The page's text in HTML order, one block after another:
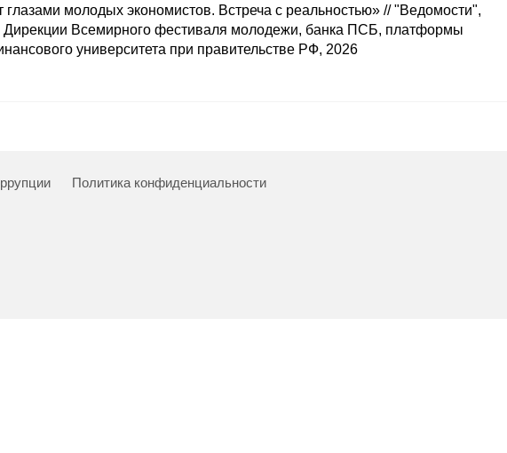
молодых экономистов. Встреча с реальностью» // "Ведомости",
Дирекции Всемирного фестиваля молодежи, банка ПСБ, платформы
университета при правительстве РФ, 2026
Политика конфиденциальности